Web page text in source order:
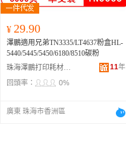
¥ 29.90
澤鵬適用兄弟TN3335/LT4637粉盒HL-
5440/5445/5450/6180/8510碳粉
珠海澤鵬打印耗材有限公司
11年
回頭率：
0%
廣東 珠海市香洲區